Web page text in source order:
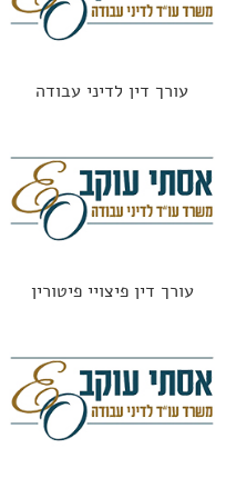
עורך דין לדיני עבודה
עורך דין פיצויי פיטורין